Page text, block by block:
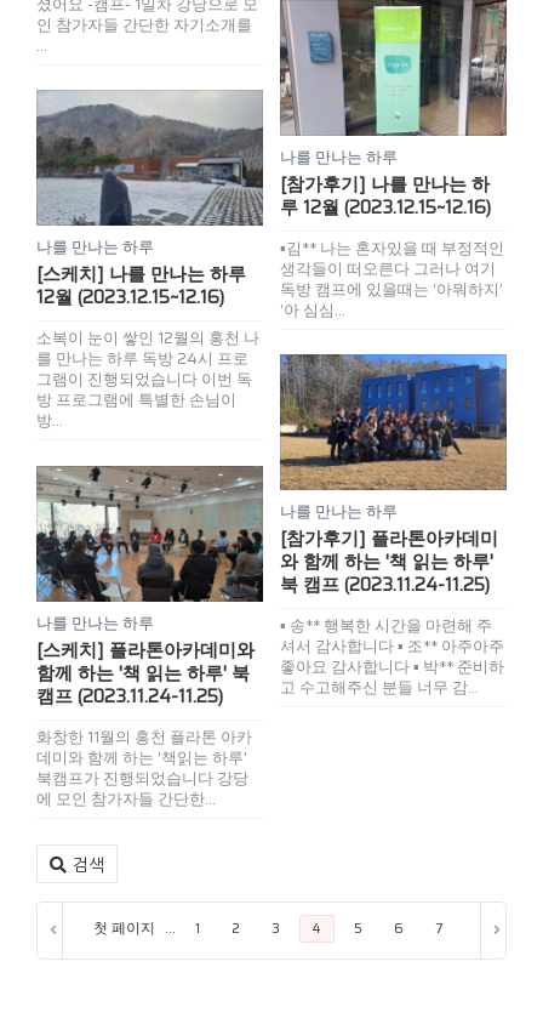
셨어요 -캠프- 1일차 강당으로 모
인 참가자들 간단한 자기소개를
...
나를 만나는 하루
[참가후기] 나를 만나는 하
루 12월 (2023.12.15~12.16)
▪김** 나는 혼자있을 때 부정적인
생각들이 떠오른다 그러나 여기
독방 캠프에 있을때는 ‘아뭐하지’
‘아 심심...
나를 만나는 하루
[스케치] 나를 만나는 하루
12월 (2023.12.15~12.16)
소복이 눈이 쌓인 12월의 홍천 나
를 만나는 하루 독방 24시 프로
그램이 진행되었습니다 이번 독
방 프로그램에 특별한 손님이
방...
나를 만나는 하루
[참가후기] 플라톤아카데미
와 함께 하는 '책 읽는 하루'
북 캠프 (2023.11.24-11.25)
▪ 송** 행복한 시간을 마련해 주
셔서 감사합니다 ▪ 조** 아주아주
좋아요 감사합니다 ▪ 박** 준비하
고 수고해주신 분들 너무 감...
나를 만나는 하루
[스케치] 플라톤아카데미와
함께 하는 '책 읽는 하루' 북
캠프 (2023.11.24-11.25)
화창한 11월의 홍천 플라톤 아카
데미와 함께 하는 '책읽는 하루'
북캠프가 진행되었습니다 강당
에 모인 참가자들 간단한...
검색
첫 페이지 ... 1 2 3 4 5 6 7